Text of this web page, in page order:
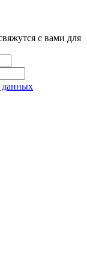
с вами для
данных